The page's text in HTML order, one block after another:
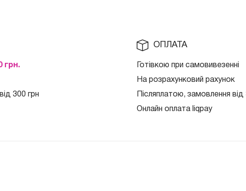
грн.
300 грн
ОПЛАТА
Готівкою при самовивезенні
На розрахунковий рахунок
Післяплатою, замовлення від
Онлайн оплата liqpay